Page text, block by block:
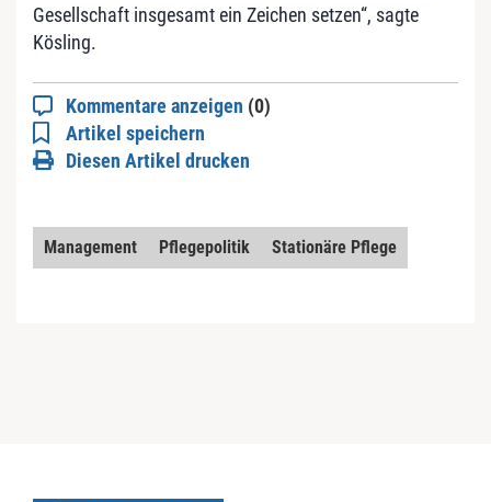
Gesellschaft insgesamt ein Zeichen setzen“, sagte
Kösling.
Kommentare anzeigen (0)
Artikel speichern
Diesen Artikel drucken
Management Pflegepolitik Stationäre Pflege